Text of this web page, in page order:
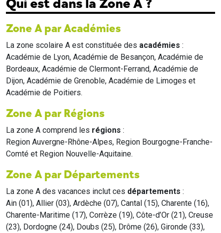
Qui est dans la Zone A ?
Zone A par Académies
La zone scolaire A est constituée des académies :
Académie de Lyon, Académie de Besançon, Académie de
Bordeaux, Académie de Clermont-Ferrand, Académie de
Dijon, Académie de Grenoble, Académie de Limoges et
Académie de Poitiers.
Zone A par Régions
La zone A comprend les régions :
Region Auvergne-Rhône-Alpes, Region Bourgogne-Franche-
Comté et Region Nouvelle-Aquitaine.
Zone A par Départements
La zone A des vacances inclut ces départements :
Ain (01), Allier (03), Ardèche (07), Cantal (15), Charente (16),
Charente-Maritime (17), Corrèze (19), Côte-d’Or (21), Creuse
(23), Dordogne (24), Doubs (25), Drôme (26), Gironde (33),